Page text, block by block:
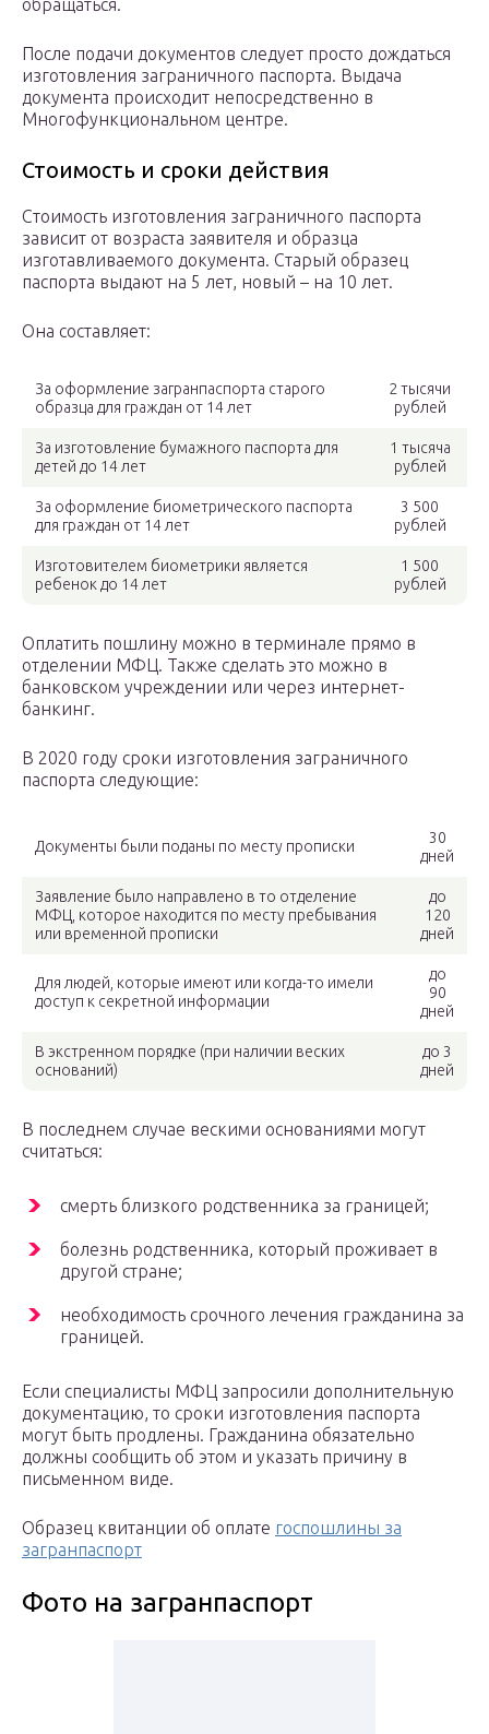
обращаться.
После подачи документов следует просто дождаться
изготовления заграничного паспорта. Выдача
документа происходит непосредственно в
Многофункциональном центре.
Стоимость и сроки действия
Стоимость изготовления заграничного паспорта
зависит от возраста заявителя и образца
изготавливаемого документа. Старый образец
паспорта выдают на 5 лет, новый – на 10 лет.
Она составляет:
За оформление загранпаспорта старого
образца для граждан от 14 лет
2 тысячи
рублей
За изготовление бумажного паспорта для
детей до 14 лет
1 тысяча
рублей
За оформление биометрического паспорта
для граждан от 14 лет
3 500
рублей
Изготовителем биометрики является
ребенок до 14 лет
1 500
рублей
Оплатить пошлину можно в терминале прямо в
отделении МФЦ. Также сделать это можно в
банковском учреждении или через интернет-
банкинг.
В 2020 году сроки изготовления заграничного
паспорта следующие:
Документы были поданы по месту прописки
30
дней
Заявление было направлено в то отделение
МФЦ, которое находится по месту пребывания
или временной прописки
до
120
дней
Для людей, которые имеют или когда-то имели
доступ к секретной информации
до
90
дней
В экстренном порядке (при наличии веских
оснований)
до 3
дней
В последнем случае вескими основаниями могут
считаться:
смерть близкого родственника за границей;
болезнь родственника, который проживает в
другой стране;
необходимость срочного лечения гражданина за
границей.
Если специалисты МФЦ запросили дополнительную
документацию, то сроки изготовления паспорта
могут быть продлены. Гражданина обязательно
должны сообщить об этом и указать причину в
письменном виде.
Образец квитанции об оплате госпошлины за
загранпаспорт
Фото на загранпаспорт